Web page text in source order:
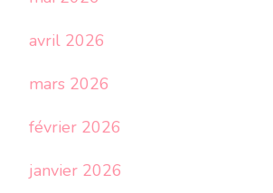
avril 2026
mars 2026
février 2026
janvier 2026